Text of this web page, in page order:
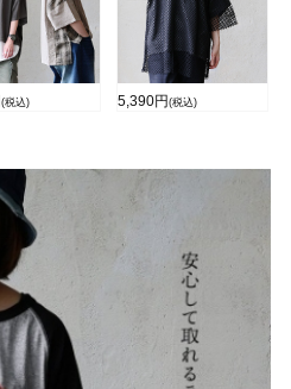
(税込) 5,390円 (税込)